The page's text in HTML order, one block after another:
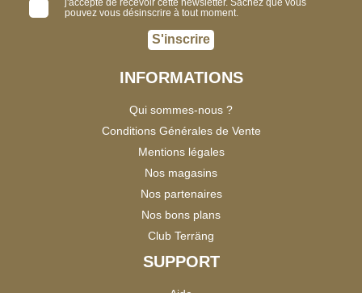
j'accepte de recevoir cette newsletter. Sachez que vous
pouvez vous désinscrire à tout moment.
S'inscrire
INFORMATIONS
Qui sommes-nous ?
Conditions Générales de Vente
Mentions légales
Nos magasins
Nos partenaires
Nos bons plans
Club Terräng
SUPPORT